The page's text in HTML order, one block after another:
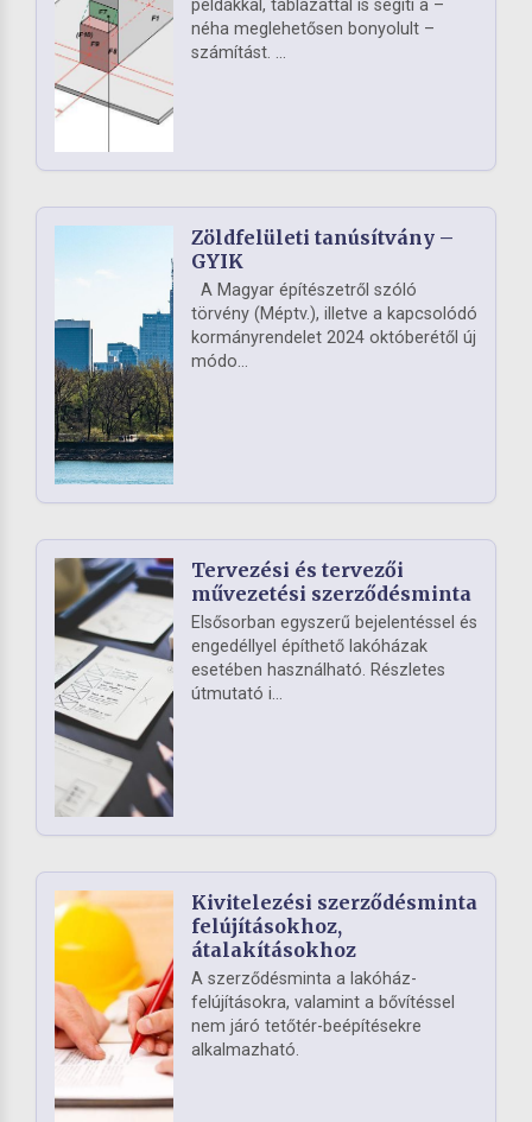
példákkal, táblázattal is segíti a –
néha meglehetősen bonyolult –
számítást. ...
Zöldfelületi tanúsítvány –
GYIK
A Magyar építészetről szóló
törvény (Méptv.), illetve a kapcsolódó
kormányrendelet 2024 októberétől új
módo...
Tervezési és tervezői
művezetési szerződésminta
Elsősorban egyszerű bejelentéssel és
engedéllyel építhető lakóházak
esetében használható. Részletes
útmutató i...
Kivitelezési szerződésminta
felújításokhoz,
átalakításokhoz
A szerződésminta a lakóház-
felújításokra, valamint a bővítéssel
nem járó tetőtér-beépítésekre
alkalmazható.